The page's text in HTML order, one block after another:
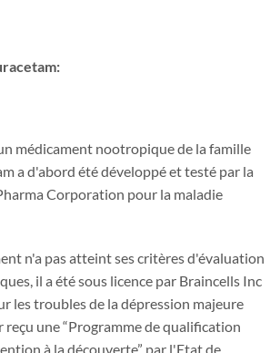
médicament nootropique de la famille
a d'abord été développé et testé par la
Corporation pour la maladie
n'a pas atteint ses critères d'évaluation
il a été sous licence par Braincells Inc
les troubles de la dépression majeure
reçu une “Programme de qualification
à la découverte” par l'Etat de